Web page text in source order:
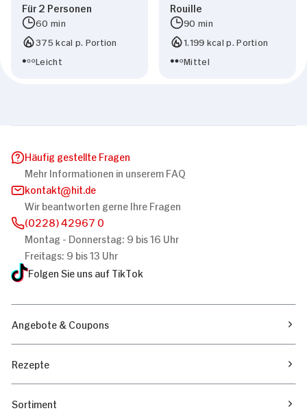
Für 2 Personen
60 min
375 kcal p. Portion
Leicht
Rouille
90 min
1.199 kcal p. Portion
Mittel
Häufig gestellte Fragen
Mehr Informationen in unserem FAQ
kontakt
hit.de
Wir beantworten gerne Ihre Fragen
(0228) 42967 0
Montag - Donnerstag: 9 bis 16 Uhr
Freitags: 9 bis 13 Uhr
Folgen Sie uns auf TikTok
Angebote & Coupons
Rezepte
Sortiment